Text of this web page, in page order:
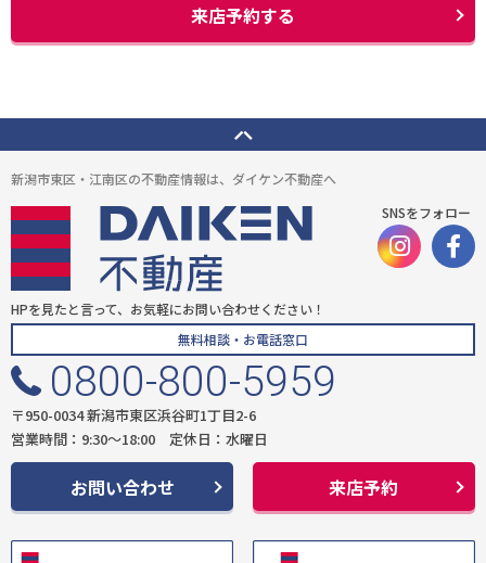
来店予約する
新潟市東区・江南区の不動産情報は、ダイケン不動産へ
SNSをフォロー
HPを見たと言って、お気軽にお問い合わせください！
無料相談・お電話窓口
0800-800-5959
〒950-0034 新潟市東区浜谷町1丁目2-6
営業時間：9:30〜18:00 定休日：水曜日
お問い合わせ 来店予約